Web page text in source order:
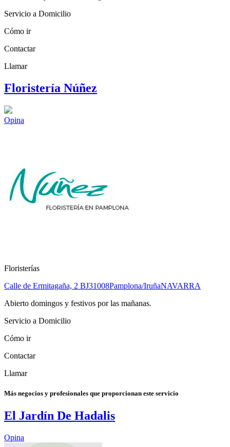
Servicio a Domicilio
Cómo ir
Contactar
Llamar
Floristería Núñez
Opina
Floristerías
Calle de Ermitagaña, 2 BJ31008Pamplona/IruñaNAVARRA
Abierto domingos y festivos por las mañanas.
Servicio a Domicilio
Cómo ir
Contactar
Llamar
Más negocios y profesionales que proporcionan este servicio
El Jardín De Hadalis
Opina